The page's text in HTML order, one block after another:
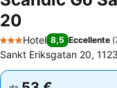
20
3 Stelle
Hotel 8,5 Eccellente (
Sankt Eriksgatan 20,